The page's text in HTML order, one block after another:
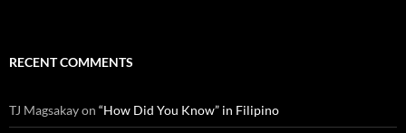
RECENT COMMENTS
TJ Magsakayon “How Did You Know” in Filipino